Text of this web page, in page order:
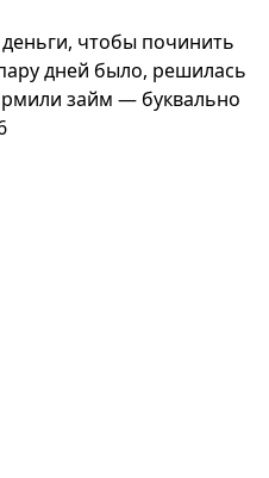
чтобы починить
дней было, решилась
займ — буквально